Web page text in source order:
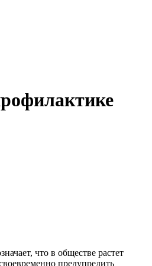
что в обществе растет
предупредить